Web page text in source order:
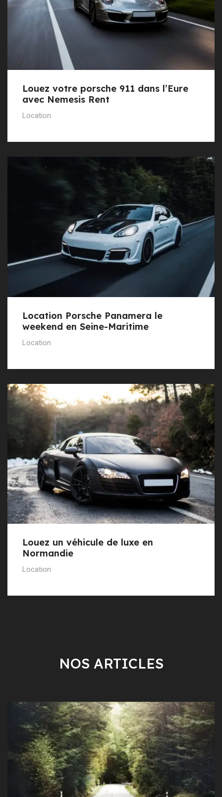
Louez votre porsche 911 dans l’Eure
avec Nemesis Rent
Location
Location Porsche Panamera le
weekend en Seine-Maritime
Location
Louez un véhicule de luxe en
Normandie
Location
NOS ARTICLES